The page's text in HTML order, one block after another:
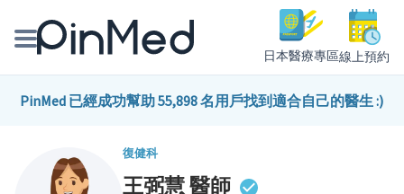
日本醫療專區線上預約
線上預約醫師、院所
健康主題館
PinMed 已經成功幫助 55,898 名用戶找到適合自己的醫生 :)
復健科
王弼慧醫師